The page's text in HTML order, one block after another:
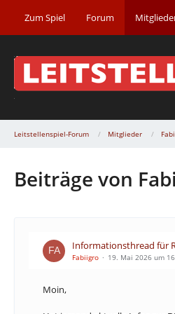
Zum Spiel Forum
Leitstellenspiel-Forum Mitglieder
Beiträge von
Informationsthread für
Fabiigro 19. Mai 2026 um
Moin,